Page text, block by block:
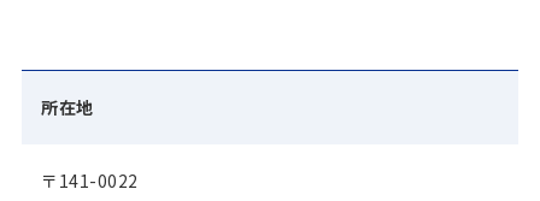
所在地
〒141-0022